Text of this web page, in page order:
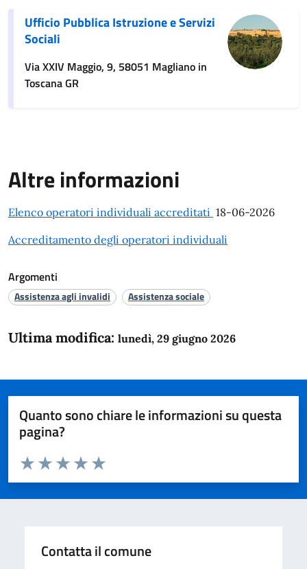
Ufficio Pubblica Istruzione e Servizi
Sociali
Via XXIV Maggio, 9, 58051 Magliano in
Toscana GR
Altre informazioni
Elenco operatori individuali accreditati 18-06-2026
Accreditamento degli operatori individuali
Argomenti
Assistenza agli invalidi Assistenza sociale
Ultima modifica: lunedì, 29 giugno 2026
Quanto sono chiare le informazioni su questa
pagina?
Domanda
Valuta da 1 a 5 stelle la pagina
Valuta 5 stelle su 5
Valuta 4 stelle su 5
Valuta 3 stelle su 5
Valuta 2 stelle su 5
Valuta 1 stelle su 5
Contatta il comune